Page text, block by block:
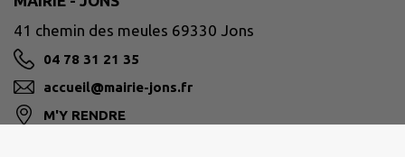
41 chemin des meules 69330 Jons
04 78 31 21 35
accueil@mairie-jons.fr
M'Y RENDRE